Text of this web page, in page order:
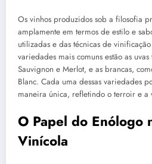
Os vinhos produzidos sob a filosofia
amplamente em termos de estilo e
utilizadas e das técnicas de
variedades mais comuns estão as
Sauvignon e Merlot, e as brancas,
Blanc. Cada uma dessas variedades
maneira única, refletindo o terroir e a
O Papel do Enólogo
Vinícola